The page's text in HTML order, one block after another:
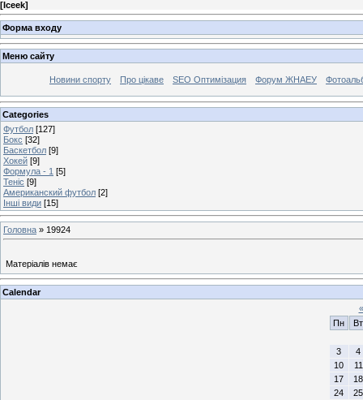
[Iceek]
Форма входу
Меню сайту
Новини спорту Про цікаве SEO Оптимізация Форум ЖНАЕУ
Categories
Футбол [127]
Бокс [32]
Баскетбол [9]
Хокей [9]
Формула - 1 [5]
Теніс [9]
Американский футбол [2]
Інші види [15]
Головна » 19924
Матеріалів немає
Calendar
«
Пн
Вт
3
4
10
11
17
18
24
25